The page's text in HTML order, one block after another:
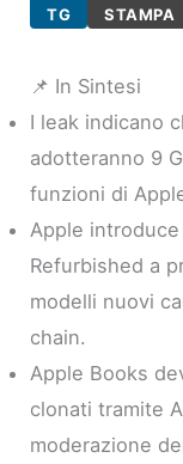
TG STAMPA
📌 In Sintesi
I leak indicano
adotteranno 9
funzioni di
Apple
Refurbished a
modelli nuovi
chain.
Apple Books
clonati tramite
moderazione